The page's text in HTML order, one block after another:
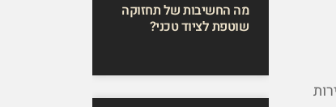
מה החשיבות של תחזוקה
שוטפת לציוד טכני?